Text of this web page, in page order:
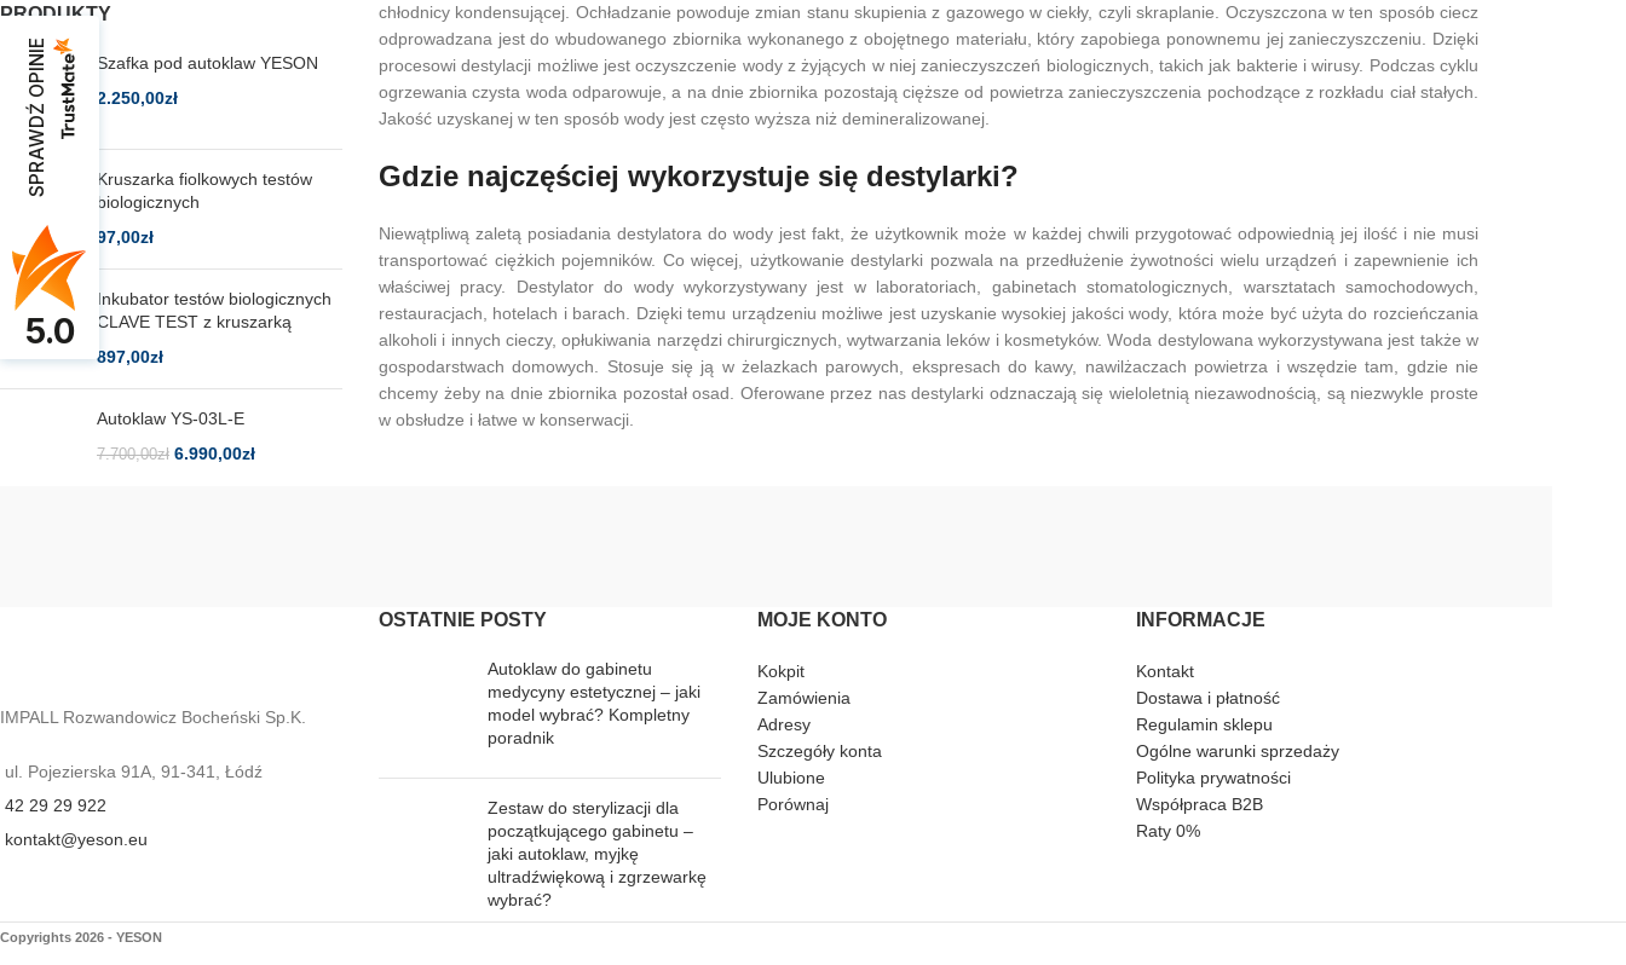
PRODUKTY
Szafka pod autoklaw YESON
2.250,00zł
Kruszarka fiolkowych testów
biologicznych
97,00zł
Inkubator testów biologicznych
CLAVE TEST z kruszarką
897,00zł
Autoklaw YS-03L-E
7.700,00zł 6.990,00zł
chłodnicy kondensującej. Ochładzanie powoduje zmian stanu skupienia z gazowego w ciekły, czyli skraplanie. Oczyszczona w ten sposób ciecz
odprowadzana jest do wbudowanego zbiornika wykonanego z obojętnego materiału, który zapobiega ponownemu jej zanieczyszczeniu. Dzięki
procesowi destylacji możliwe jest oczyszczenie wody z żyjących w niej zanieczyszczeń biologicznych, takich jak bakterie i wirusy. Podczas cyklu
ogrzewania czysta woda odparowuje, a na dnie zbiornika pozostają cięższe od powietrza zanieczyszczenia pochodzące z rozkładu ciał stałych.
Jakość uzyskanej w ten sposób wody jest często wyższa niż demineralizowanej.
Gdzie najczęściej wykorzystuje się destylarki?
Niewątpliwą zaletą posiadania destylatora do wody jest fakt, że użytkownik może w każdej chwili przygotować odpowiednią jej ilość i nie musi
transportować ciężkich pojemników. Co więcej, użytkowanie destylarki pozwala na przedłużenie żywotności wielu urządzeń i zapewnienie ich
właściwej pracy. Destylator do wody wykorzystywany jest w laboratoriach, gabinetach stomatologicznych, warsztatach samochodowych,
restauracjach, hotelach i barach. Dzięki temu urządzeniu możliwe jest uzyskanie wysokiej jakości wody, która może być użyta do rozcieńczania
alkoholi i innych cieczy, opłukiwania narzędzi chirurgicznych, wytwarzania leków i kosmetyków. Woda destylowana wykorzystywana jest także w
gospodarstwach domowych. Stosuje się ją w żelazkach parowych, ekspresach do kawy, nawilżaczach powietrza i wszędzie tam, gdzie nie
chcemy żeby na dnie zbiornika pozostał osad. Oferowane przez nas destylarki odznaczają się wieloletnią niezawodnością, są niezwykle proste
w obsłudze i łatwe w konserwacji.
IMPALL Rozwandowicz Bocheński Sp.K.
ul. Pojezierska 91A, 91-341, Łódź
42 29 29 922
kontakt@yeson.eu
OSTATNIE POSTY
Autoklaw do gabinetu
medycyny estetycznej – jaki
model wybrać? Kompletny
poradnik
Zestaw do sterylizacji dla
początkującego gabinetu –
jaki autoklaw, myjkę
ultradźwiękową i zgrzewarkę
wybrać?
MOJE KONTO
Kokpit
Zamówienia
Adresy
Szczegóły konta
Ulubione
Porównaj
INFORMACJE
Kontakt
Dostawa i płatność
Regulamin sklepu
Ogólne warunki sprzedaży
Polityka prywatności
Współpraca B2B
Raty 0%
Copyrights 2026 - YESON
SPRAWDŹ OPINIE
5.0